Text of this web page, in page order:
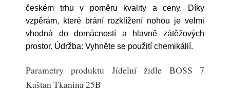
českém trhu v poměru kvality a ceny. Díky
vzpěrám, které brání rozklížení nohou je velmi
vhodná do domácností a hlavně zátěžových
prostor. Údržba: Vyhněte se použití chemikálií.
Parametry produktu Jídelní židle BOSS 7
Kaštan Tkanina 25B